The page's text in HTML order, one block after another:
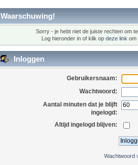
Waarschuwing!
Sorry - je hebt niet de juiste rechten om
Log hieronder in of klik op deze linkom
Inloggen
Gebruikersnaam:
Wachtwoord:
Aantal minuten dat je blijft
ingelogd:
Altijd ingelogd blijven:
Wachtwoord